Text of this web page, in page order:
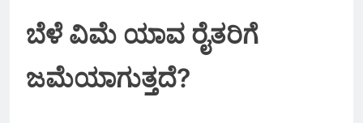
ಬೆಳೆ ವಿಮೆ ಯಾವ ರೈತರಿಗೆ
ಜಮೆಯಾಗುತ್ತದೆ?